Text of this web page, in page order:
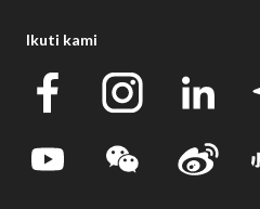
Ikuti kami